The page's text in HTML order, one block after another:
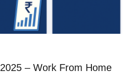
– Work From Home